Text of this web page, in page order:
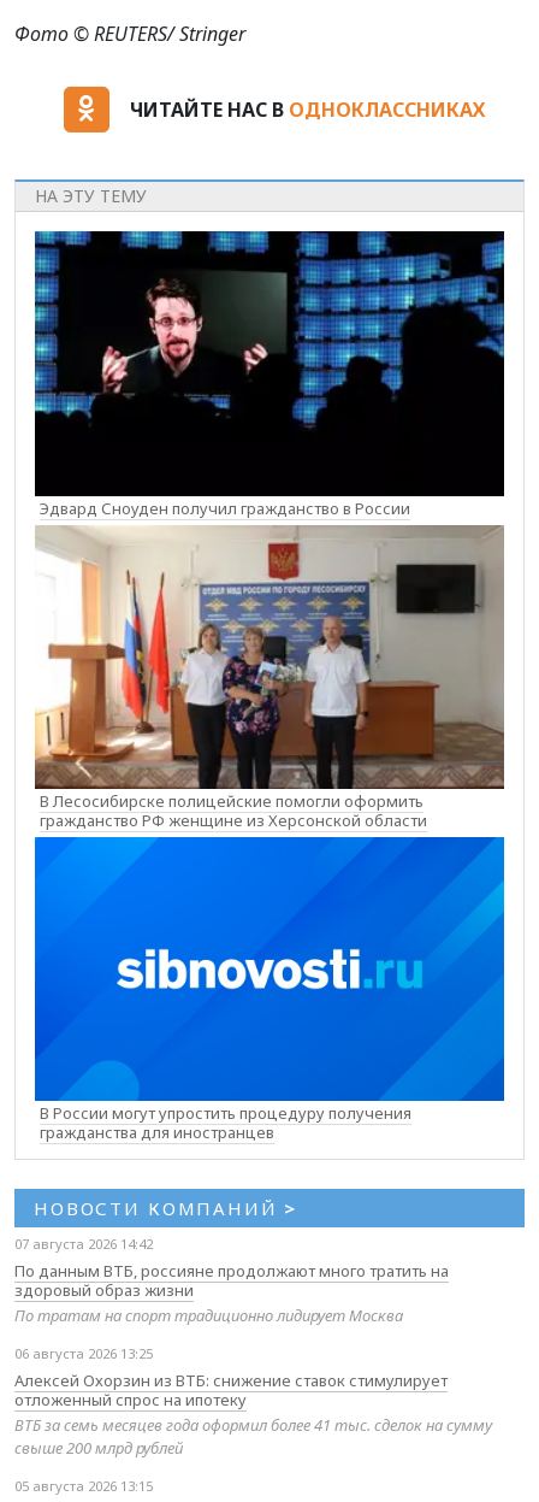
Фото © REUTERS/ Stringer
ЧИТАЙТЕ НАС В ОДНОКЛАССНИКАХ
НА ЭТУ ТЕМУ
Эдвард Сноуден получил гражданство в России
В Лесосибирске полицейские помогли оформить
гражданство РФ женщине из Херсонской области
В России могут упростить процедуру получения
гражданства для иностранцев
НОВОСТИ КОМПАНИЙ >
07 августа 2026 14:42
По данным ВТБ, россияне продолжают много тратить на
здоровый образ жизни
По тратам на спорт традиционно лидирует Москва
06 августа 2026 13:25
Алексей Охорзин из ВТБ: снижение ставок стимулирует
отложенный спрос на ипотеку
ВТБ за семь месяцев года оформил более 41 тыс. сделок на сумму
свыше 200 млрд рублей
05 августа 2026 13:15